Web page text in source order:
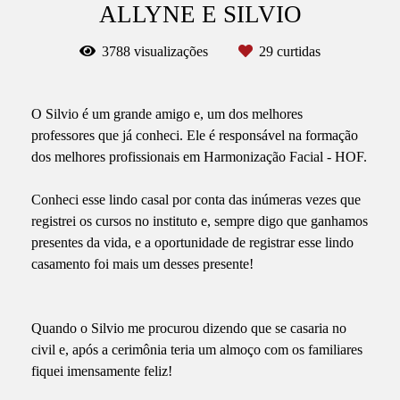
ALLYNE E SILVIO
3788 visualizações 29 curtidas
O Silvio é um grande amigo e, um dos melhores
professores que já conheci. Ele é responsável na formação
dos melhores profissionais em Harmonização Facial - HOF.
Conheci esse lindo casal por conta das inúmeras vezes que
registrei os cursos no instituto e, sempre digo que ganhamos
presentes da vida, e a oportunidade de registrar esse lindo
casamento foi mais um desses presente!
Quando o Silvio me procurou dizendo que se casaria no
civil e, após a cerimônia teria um almoço com os familiares
fiquei imensamente feliz!